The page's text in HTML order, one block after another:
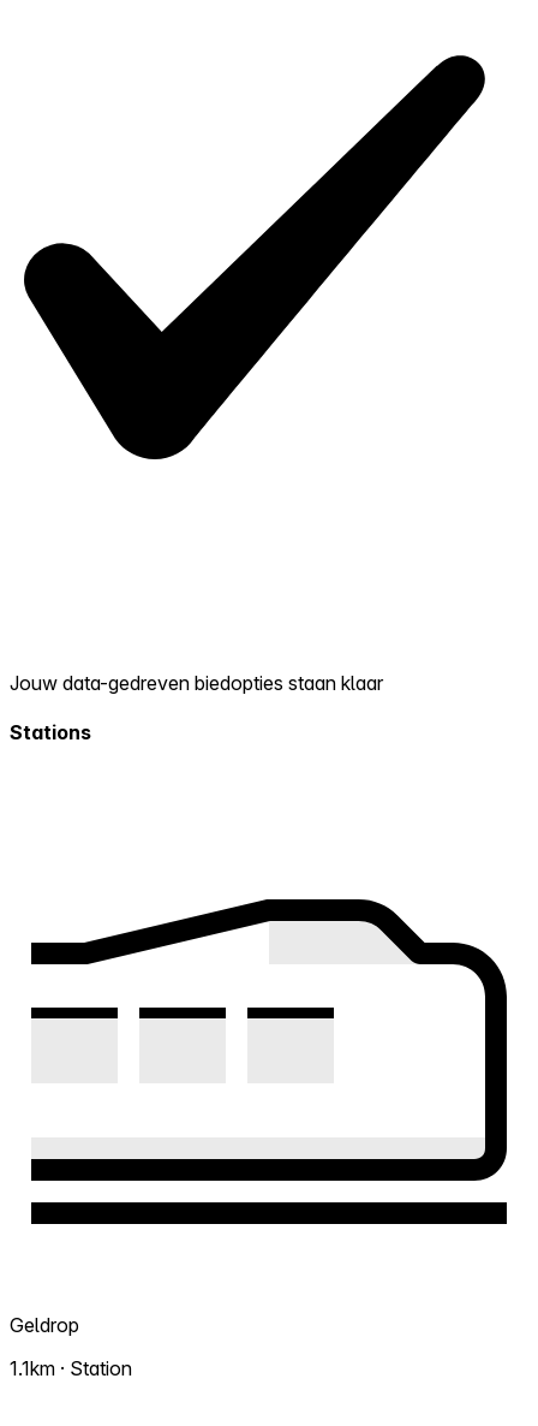
Jouw data-gedreven biedopties staan klaar
Stations
Geldrop
1.1km · Station